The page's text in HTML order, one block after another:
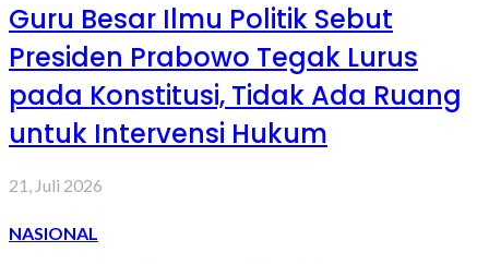
Guru Besar Ilmu Politik Sebut
Presiden Prabowo Tegak Lurus
pada Konstitusi, Tidak Ada Ruang
untuk Intervensi Hukum
21, Juli 2026
NASIONAL